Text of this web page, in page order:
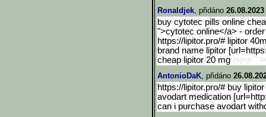
Ronaldjek, přidáno
buy cytotec pills online
">cytotec online</a> -
https://lipitor.pro/# lipitor
brand name lipitor
cheap lipitor 20 mg
AntonioDaK, přidáno
https://lipitor.pro/# buy
avodart medication
can i purchase avodart